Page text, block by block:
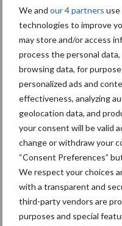
We and our 4 partners use
technologies to improve
may store and/or access
process the personal
browsing data, for
personalized ads and
effectiveness, analyzing
geolocation data, and
your consent will be valid
change or withdraw your
“Consent Preferences”
We respect your choices
with a transparent and
third-party vendors are
purposes and special
Primaire
Sidebar
Recent nieuws
voor
Kunstmeststrooier